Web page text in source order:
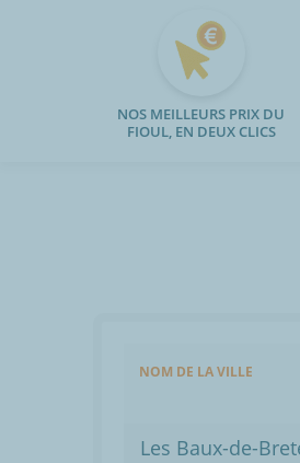
NOS MEILLEURS PRIX DU
FIOUL, EN DEUX CLICS
NOM DE LA VILLE
Les Baux-de-